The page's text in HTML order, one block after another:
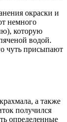
окраски и
немного
которую
водой.
чуть присыпают
а также
получился
определенные